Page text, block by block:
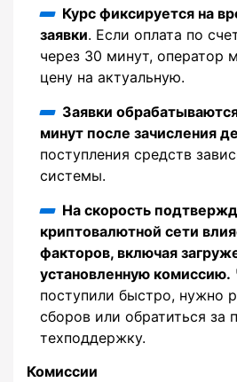
Курс фиксируется на
заявки. Если оплата по
через 30 минут, оператор
цену на актуальную.
Заявки
минут после зачисления
поступления средств
системы.
На скорость
криптовалютной сети
факторов, включая
установленную комиссию.
поступили быстро, нужно
сборов или обратиться
техподдержку.
Комиссии